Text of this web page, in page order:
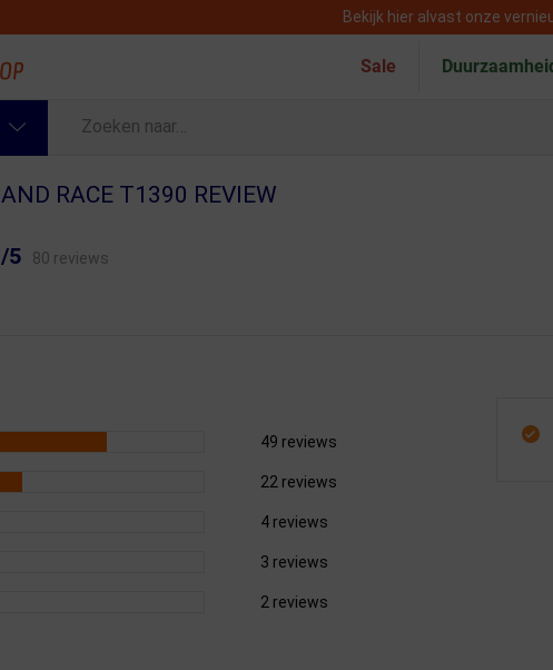
Bekijk hier alvast onze
Sale
RACE T1390 REVIEW
/5 80 reviews
49 reviews
22 reviews
4 reviews
3 reviews
2 reviews